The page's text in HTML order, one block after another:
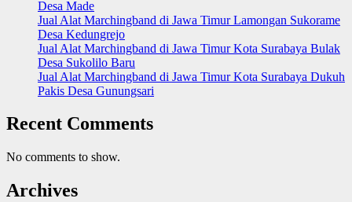
Desa Made
Jual Alat Marchingband di Jawa Timur Lamongan Sukorame
Desa Kedungrejo
Jual Alat Marchingband di Jawa Timur Kota Surabaya Bulak
Desa Sukolilo Baru
Jual Alat Marchingband di Jawa Timur Kota Surabaya Dukuh
Pakis Desa Gunungsari
Recent Comments
No comments to show.
Archives